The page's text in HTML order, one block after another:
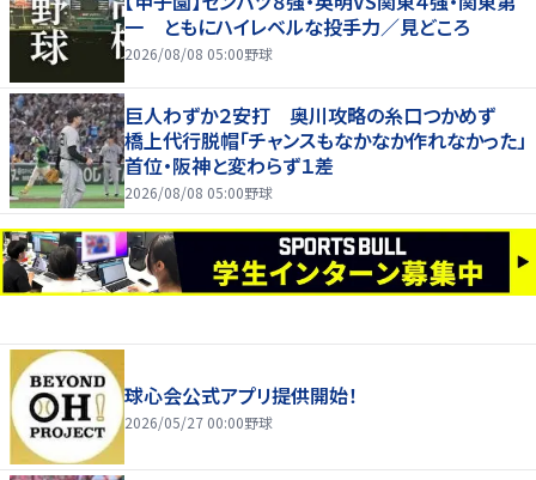
一 ともにハイレベルな投手力／見どころ
2026/08/08 05:00野球
巨人わずか２安打 奥川攻略の糸口つかめず
橋上代行脱帽「チャンスもなかなか作れなかった」
首位・阪神と変わらず１差
2026/08/08 05:00野球
球心会公式アプリ提供開始！
2026/05/27 00:00野球